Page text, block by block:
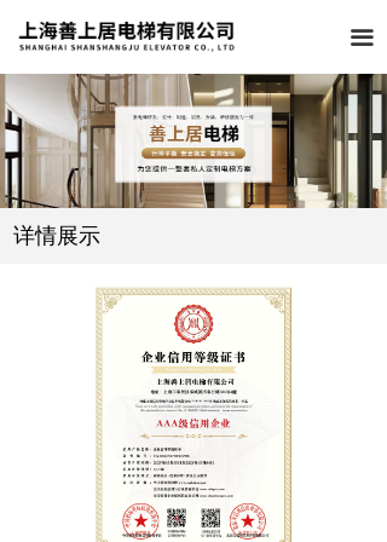
끀
详情展示